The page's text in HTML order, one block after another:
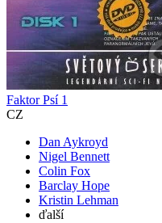
Faktor Psí 1
CZ
Dan Aykroyd
Nigel Bennett
Colin Fox
Barclay Hope
Kristin Lehman
ďalší